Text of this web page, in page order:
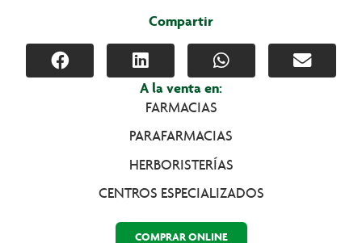
Compartir
A la venta en:
FARMACIAS
PARAFARMACIAS
HERBORISTERÍAS
CENTROS ESPECIALIZADOS
COMPRAR ONLINE